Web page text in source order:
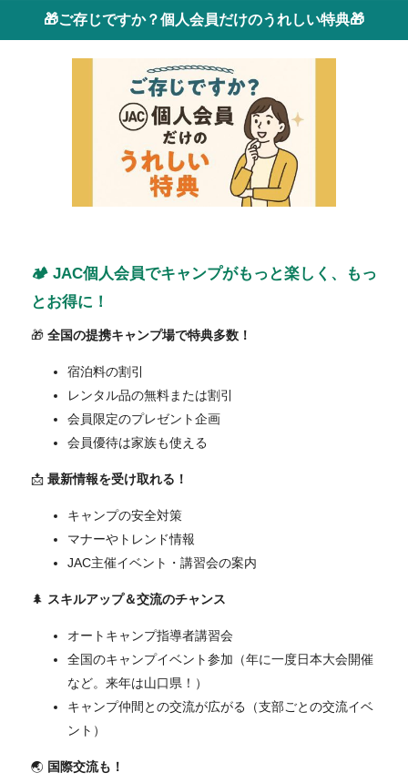
🎁ご存じですか？個人会員だけのうれしい特典🎁
🏕️ JAC個人会員でキャンプがもっと楽しく、もっ
とお得に！
🎁 全国の提携キャンプ場で特典多数！
宿泊料の割引
レンタル品の無料または割引
会員限定のプレゼント企画
会員優待は家族も使える
📩 最新情報を受け取れる！
キャンプの安全対策
マナーやトレンド情報
JAC主催イベント・講習会の案内
🌲 スキルアップ＆交流のチャンス
オートキャンプ指導者講習会
全国のキャンプイベント参加（年に一度日本大会開催
など。来年は山口県！）
キャンプ仲間との交流が広がる（支部ごとの交流イベ
ント）
🌏 国際交流も！